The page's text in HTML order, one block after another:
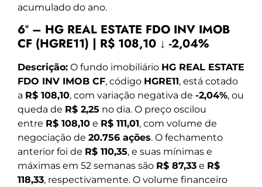
acumulado do ano.
6º – HG REAL ESTATE FDO INV IMOB
CF (HGRE11) | R$ 108,10 ↓ -2,04%
Descrição: O fundo imobiliário HG REAL ESTATE
FDO INV IMOB CF, código HGRE11, está cotado
a R$ 108,10, com variação negativa de -2,04%, ou
queda de R$ 2,25 no dia. O preço oscilou
entre R$ 108,10 e R$ 111,01, com volume de
negociação de 20.756 ações. O fechamento
anterior foi de R$ 110,35, e suas mínimas e
máximas em 52 semanas são R$ 87,33 e R$
118,33, respectivamente. O volume financeiro